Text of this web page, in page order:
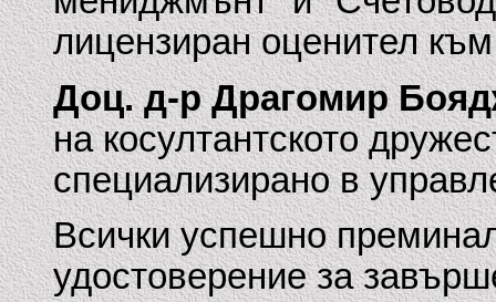
лицензиран оценител
Доц. д-р Драгомир
на косултантското
специализирано в
Всички успешно
удостоверение за